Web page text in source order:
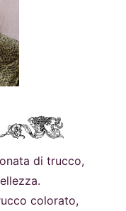
di trucco,
colorato,